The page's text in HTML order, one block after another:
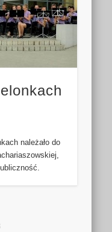
należało do